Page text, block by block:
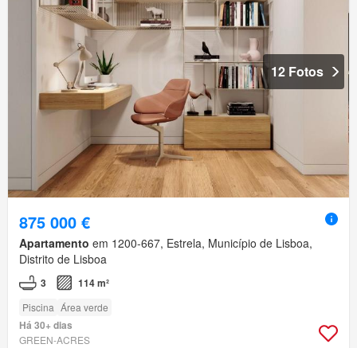
12 Fotos
875 000 €
Apartamento em 1200-667, Estrela, Município de Lisboa,
Distrito de Lisboa
3 114 m²
Piscina Área verde
Há 30+ dias
GREEN-ACRES